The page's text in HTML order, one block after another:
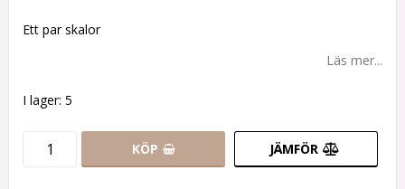
Ett par skalor
Läs mer...
I lager: 5
KÖP JÄMFÖR